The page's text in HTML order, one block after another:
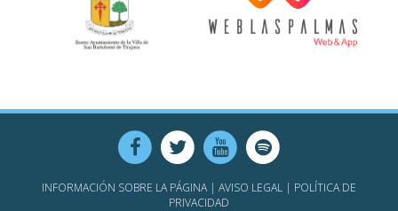
INFORMACIÓN SOBRE LA PÁGINA | AVISO LEGAL | POLÍTICA DE
PRIVACIDAD